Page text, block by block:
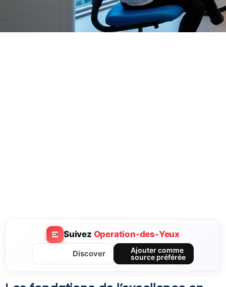
Suivez Operation-des-Yeux
Discover
Ajouter comme
source préférée